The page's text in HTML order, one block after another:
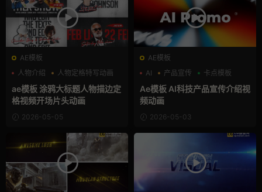
AE模板
人物介绍
人物定格特写动画
嘻哈
ae模板 涂鸦大标题人物描边定
格视频开场片头动画
2026-05-05
AE模板
AI
产品宣传 卡点模板
Ae模板 AI科技产品宣传介绍视
频动画
2026-05-03